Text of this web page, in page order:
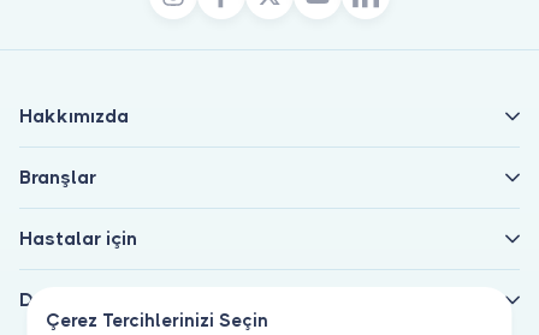
Çerez Tercihlerinizi Seçin
Hakkımızda
Branşlar
Hastalar için
Doktorlar için